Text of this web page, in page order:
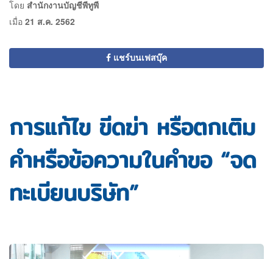
โดย สำนักงานบัญชีพีทูพี
เมื่อ 21 ส.ค. 2562
แชร์บนเฟสบุ๊ค
การแก้ไข ขีดฆ่า หรือตกเติม
คำหรือข้อความในคำขอ “จด
ทะเบียนบริษัท”